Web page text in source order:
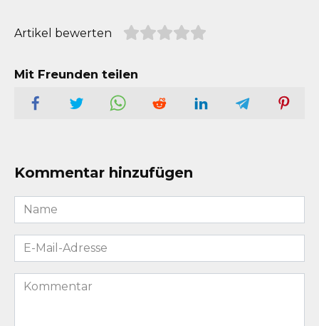
Artikel bewerten
Mit Freunden teilen
Kommentar hinzufügen
Name
*
E-
Mail-
Adresse
Kommentar